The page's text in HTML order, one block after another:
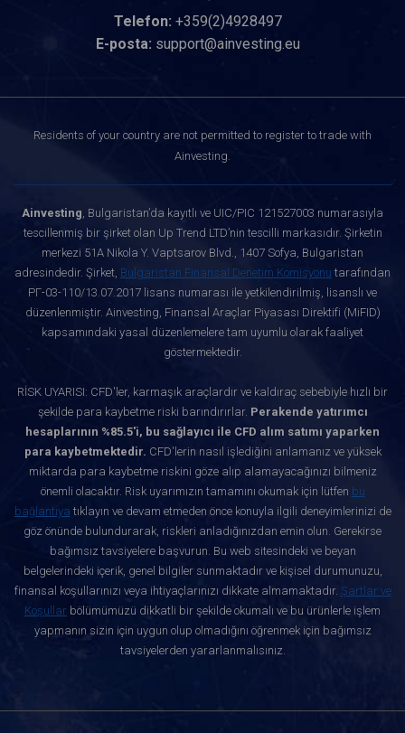
Telefon: +359(2)4928497
E-posta: support@ainvesting.eu
Residents of your country are not permitted to register to trade with
Ainvesting.
Ainvesting, Bulgaristan’da kayıtlı ve UIC/PIC 121527003 numarasıyla
tescillenmiş bir şirket olan Up Trend LTD’nin tescilli markasıdır. Şirketin
merkezi 51A Nikola Y. Vaptsarov Blvd., 1407 Sofya, Bulgaristan
adresindedir. Şirket, Bulgaristan Finansal Denetim Komisyonu tarafından
РГ-03-110/13.07.2017 lisans numarası ile yetkilendirilmiş, lisanslı ve
düzenlenmiştir. Ainvesting, Finansal Araçlar Piyasası Direktifi (MiFID)
kapsamındaki yasal düzenlemelere tam uyumlu olarak faaliyet
göstermektedir.
RİSK UYARISI: CFD'ler, karmaşık araçlardır ve kaldıraç sebebiyle hızlı bir
şekilde para kaybetme riski barındırırlar. Perakende yatırımcı
hesaplarının %85.5'i, bu sağlayıcı ile CFD alım satımı yaparken
para kaybetmektedir. CFD'lerin nasıl işlediğini anlamanız ve yüksek
miktarda para kaybetme riskini göze alıp alamayacağınızı bilmeniz
önemli olacaktır. Risk uyarımızın tamamını okumak için lütfen bu
bağlantıya tıklayın ve devam etmeden önce konuyla ilgili deneyimlerinizi de
göz önünde bulundurarak, riskleri anladığınızdan emin olun. Gerekirse
bağımsız tavsiyelere başvurun. Bu web sitesindeki ve beyan
belgelerindeki içerik, genel bilgiler sunmaktadır ve kişisel durumunuzu,
finansal koşullarınızı veya ihtiyaçlarınızı dikkate almamaktadır. Şartlar ve
Koşullar bölümümüzü dikkatli bir şekilde okumalı ve bu ürünlerle işlem
yapmanın sizin için uygun olup olmadığını öğrenmek için bağımsız
tavsiyelerden yararlanmalısınız.